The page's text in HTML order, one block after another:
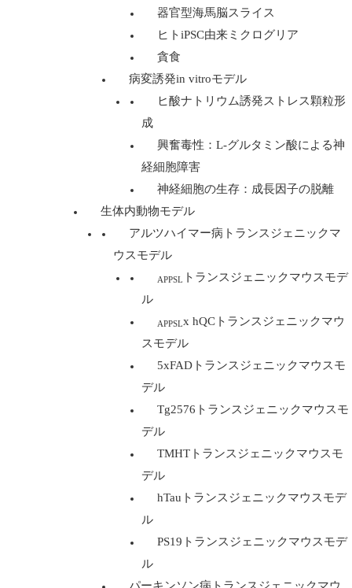
器官型海馬脳スライス
ヒトiPSC由来ミクログリア
貪食
病変誘発in vitroモデル
ヒ酸ナトリウム誘発ストレス顆粒形
成
興奮毒性：L-グルタミン酸による神
経細胞障害
神経細胞の生存：成長因子の脱離
生体内動物モデル
アルツハイマー病トランスジェニックマ
ウスモデル
APPSL トランスジェニックマウスモデ
ル
APPSLx hQCトランスジェニックマウ
スモデル
5xFADトランスジェニックマウスモ
デル
Tg2576トランスジェニックマウスモ
デル
TMHTトランスジェニックマウスモ
デル
hTauトランスジェニックマウスモデ
ル
PS19トランスジェニックマウスモデ
ル
パーキンソン病トランスジェニックマウ